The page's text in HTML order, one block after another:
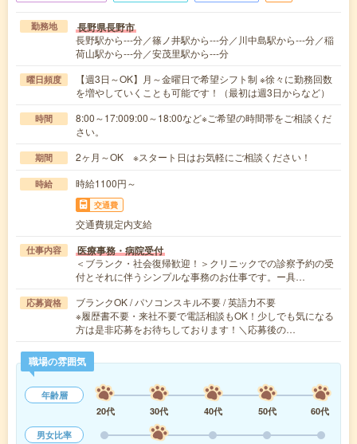
勤務地 長野県長野市
長野駅から---分／篠ノ井駅から---分／川中島駅から---分／稲
荷山駅から---分／安茂里駅から---分
曜日頻度
【週3日～OK】月～金曜日で希望シフト制 ※徐々に勤務回数
を増やしていくことも可能です！（最初は週3日からなど）
時間
8:00～17:009:00～18:00など※ご希望の時間帯をご相談くだ
さい。
期間 2ヶ月～OK ※スタート日はお気軽にご相談ください！
時給 時給1100円～
交通費
交通費規定内支給
仕事内容 医療事務・病院受付
＜ブランク・社会復帰歓迎！＞クリニックでの診察予約の受
付とそれに伴うシンプルな事務のお仕事です。ー具…
応募資格
ブランクOK / パソコンスキル不要 / 英語力不要
※履歴書不要・来社不要で電話相談もOK！少しでも気になる
方は是非応募をお待ちしております！＼応募後の…
職場の雰囲気
年齢層
20代
30代 40代 50代
60代
男女比率